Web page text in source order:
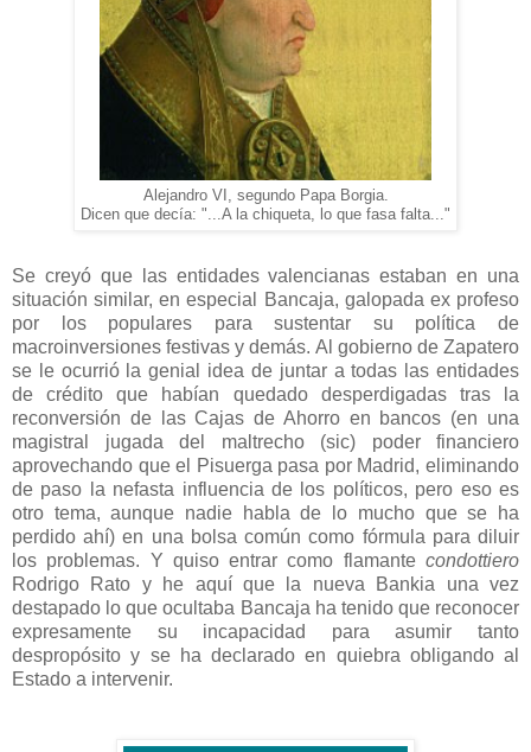
Alejandro VI, segundo Papa Borgia.
Dicen que decía: "...A la chiqueta, lo que fasa falta..."
Se creyó que las entidades valencianas estaban en una
situación similar, en especial Bancaja, galopada ex profeso
por los populares para sustentar su política de
macroinversiones festivas y demás. Al gobierno de Zapatero
se le ocurrió la genial idea de juntar a todas las entidades
de crédito que habían quedado desperdigadas tras la
reconversión de las Cajas de Ahorro en bancos (en una
magistral jugada del maltrecho (sic) poder financiero
aprovechando que el Pisuerga pasa por Madrid, eliminando
de paso la nefasta influencia de los políticos, pero eso es
otro tema, aunque nadie habla de lo mucho que se ha
perdido ahí) en una bolsa común como fórmula para diluir
los problemas. Y quiso entrar como flamante condottiero
Rodrigo Rato y he aquí que la nueva Bankia una vez
destapado lo que ocultaba Bancaja ha tenido que reconocer
expresamente su incapacidad para asumir tanto
despropósito y se ha declarado en quiebra obligando al
Estado a intervenir.